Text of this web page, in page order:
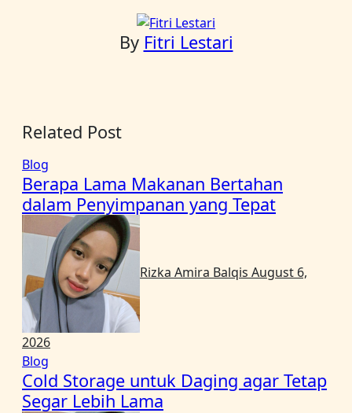
By Fitri Lestari
Related Post
Blog
Berapa Lama Makanan Bertahan
dalam Penyimpanan yang Tepat
Rizka Amira Balqis August 6,
2026
Blog
Cold Storage untuk Daging agar Tetap
Segar Lebih Lama